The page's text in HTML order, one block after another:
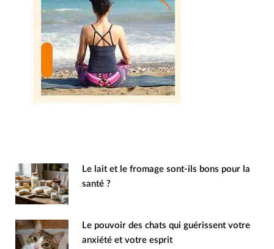
Le lait et le fromage sont-ils bons pour la
santé ?
Le pouvoir des chats qui guérissent votre
anxiété et votre esprit